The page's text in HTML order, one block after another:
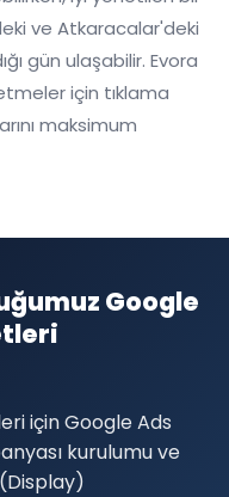
ve Atkaracalar'deki
gün ulaşabilir. Evora
için tıklama
maksimum
Google
için Google Ads
kurulumu ve